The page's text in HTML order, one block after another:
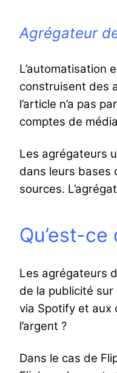
Agrégateur
L’automatisation
construisent des
l’article n’a pas
comptes de
Les agrégateurs
dans leurs bases
sources.
Qu’est-
Les agrégateurs
de la publicité
via Spotify et aux
l’argent ?
Dans le cas de